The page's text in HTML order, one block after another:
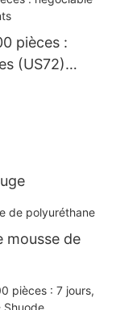
pièces :
(US72)
mousse de